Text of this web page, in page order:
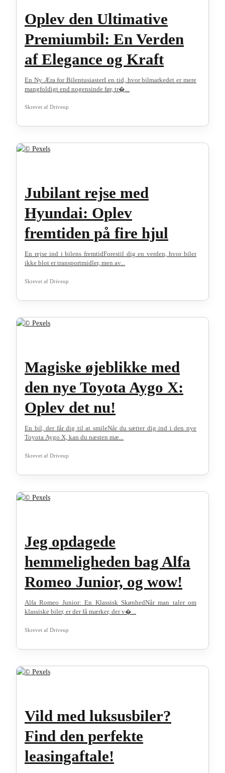
Oplev den Ultimative
Premiumbil: En Verden
af Elegance og Kraft
En Ny Æra for BilentusiasterI en tid, hvor bilmarkedet er mere
mangfoldigt end nogensinde før, tr�...
Skrevet af Driveup
Jubilant rejse med
Hyundai: Oplev
fremtiden på fire hjul
En rejse ind i bilens fremtidForestil dig en verden, hvor biler
ikke blot er transportmidler, men av...
Skrevet af Driveup
Magiske øjeblikke med
den nye Toyota Aygo X:
Oplev det nu!
En bil, der får dig til at smileNår du sætter dig ind i den nye
Toyota Aygo X, kan du næsten mæ...
Skrevet af Driveup
Jeg opdagede
hemmeligheden bag Alfa
Romeo Junior, og wow!
Alfa Romeo Junior: En Klassisk SkønhedNår man taler om
klassiske biler, er der få mærker, der v�...
Skrevet af Driveup
Vild med luksusbiler?
Find den perfekte
leasingaftale!